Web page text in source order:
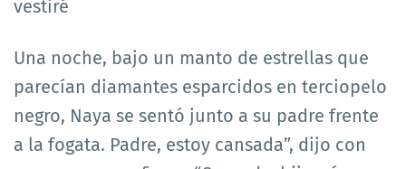
vestiré
Una noche, bajo un manto de estrellas que
parecían diamantes esparcidos en terciopelo
negro, Naya se sentó junto a su padre frente
a la fogata. Padre, estoy cansada”, dijo con